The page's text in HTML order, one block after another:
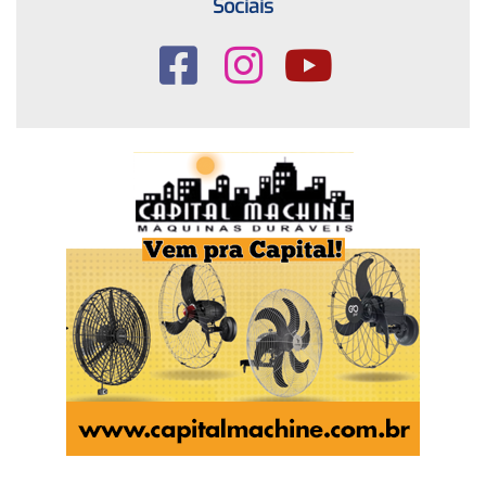
Sociais